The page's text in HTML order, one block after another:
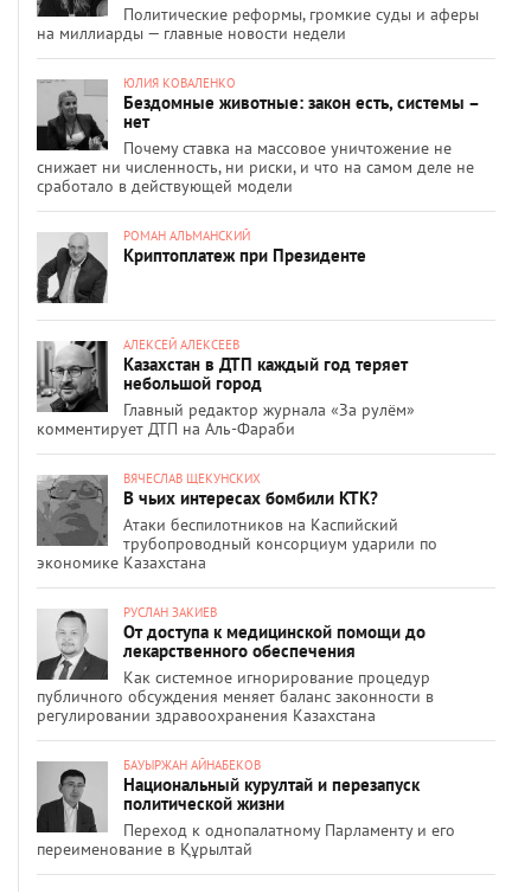
Политические реформы, громкие суды и аферы
на миллиарды — главные новости недели
ЮЛИЯ КОВАЛЕНКО
Бездомные животные: закон есть, системы –
нет
Почему ставка на массовое уничтожение не
снижает ни численность, ни риски, и что на самом деле не
сработало в действующей модели
РОМАН АЛЬМАНСКИЙ
Криптоплатеж при Президенте
АЛЕКСЕЙ АЛЕКСЕЕВ
Казахстан в ДТП каждый год теряет
небольшой город
Главный редактор журнала «За рулём»
комментирует ДТП на Аль-Фараби
ВЯЧЕСЛАВ ЩЕКУНСКИХ
В чьих интересах бомбили КТК?
Атаки беспилотников на Каспийский
трубопроводный консорциум ударили по
экономике Казахстана
РУСЛАН ЗАКИЕВ
От доступа к медицинской помощи до
лекарственного обеспечения
Как системное игнорирование процедур
публичного обсуждения меняет баланс законности в
регулировании здравоохранения Казахстана
БАУЫРЖАН АЙНАБЕКОВ
Национальный курултай и перезапуск
политической жизни
Переход к однопалатному Парламенту и его
переименование в Құрылтай